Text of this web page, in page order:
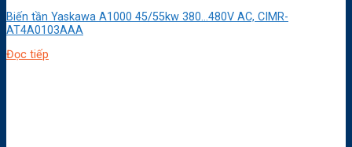
Biến tần Yaskawa A1000 45/55kw 380…480V AC, CIMR-
AT4A0103AAA
Đọc tiếp